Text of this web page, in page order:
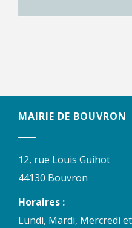
MAIRIE DE BOUVRON
12, rue Louis Guihot
44130 Bouvron
Horaires :
Lundi, Mardi, Mercredi